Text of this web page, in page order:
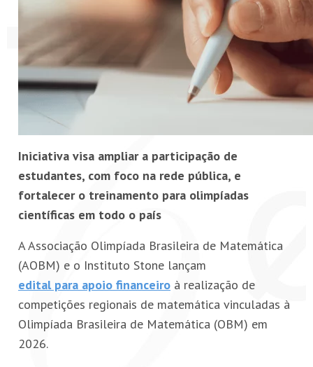
Iniciativa visa ampliar a participação de
estudantes, com foco na rede pública, e
fortalecer o treinamento para olimpíadas
científicas em todo o país
A Associação Olimpíada Brasileira de Matemática
(AOBM) e o Instituto Stone lançam
edital para apoio financeiro à realização de
competições regionais de matemática vinculadas à
Olimpíada Brasileira de Matemática (OBM) em
2026.